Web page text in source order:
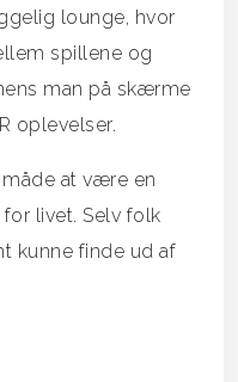
lounge, hvor
spillene og
man på skærme
oplevelser.
at være en
livet. Selv folk
kunne finde ud af